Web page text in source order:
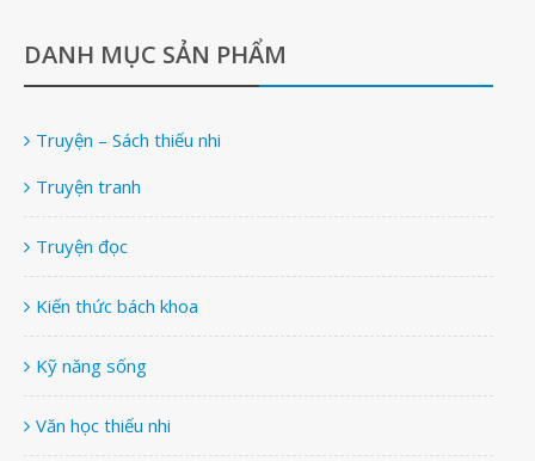
DANH MỤC SẢN PHẨM
Truyện – Sách thiếu nhi
Truyện tranh
Truyện đọc
Kiến thức bách khoa
Kỹ năng sống
Văn học thiếu nhi